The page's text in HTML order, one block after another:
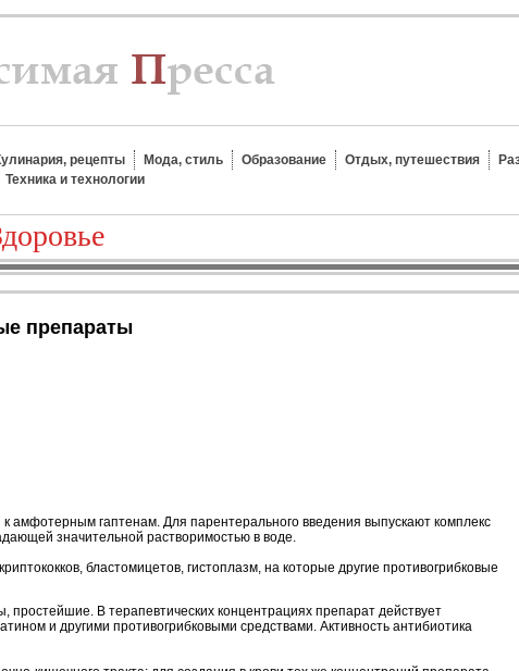
рецепты Мода, стиль Образование Отдых, путешествия
Техника и технологии
препараты
к амфотерным гаптенам. Для парентерального введения выпускают комплекс
значительной растворимостью в воде.
бластомицетов, гистоплазм, на которые другие противогрибковые
простейшие. В терапевтических концентрациях препарат действует
и другими противогрибковыми средствами. Активность антибиотика